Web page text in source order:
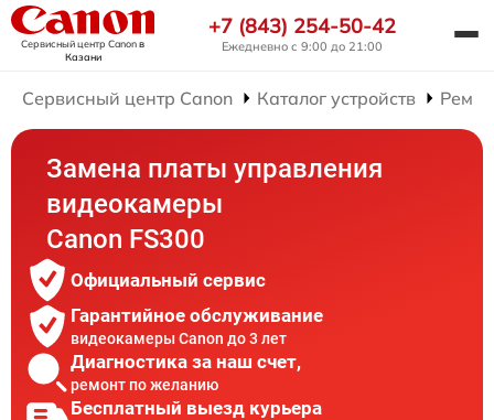
Сервисный центр Canonв
Казани
+7 (843) 254-50-42
Ежедневно с 9:00 до 21:00
Сервисный центр Canon Каталог устройств
Замена платы управления
видеокамеры
Canon FS300
Официальный сервис
Гарантийное обслуживание
видеокамеры Canon до 3 лет
Диагностика за наш счет,
ремонт по желанию
Бесплатный выезд курьера